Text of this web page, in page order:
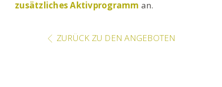
zusätzliches Aktivprogramm an.
ZURÜCK ZU DEN ANGEBOTEN